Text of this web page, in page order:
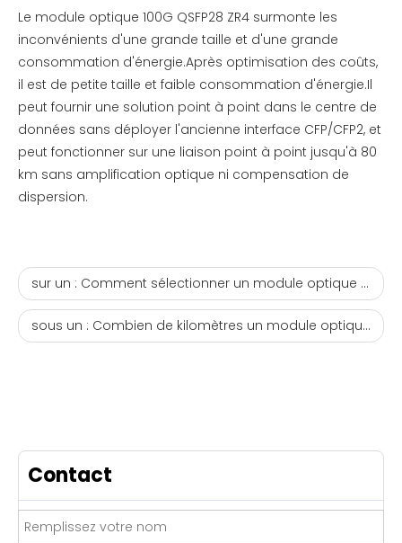
Le module optique 100G QSFP28 ZR4 surmonte les
inconvénients d'une grande taille et d'une grande
consommation d'énergie.Après optimisation des coûts,
il est de petite taille et faible consommation d'énergie.Il
peut fournir une solution point à point dans le centre de
données sans déployer l'ancienne interface CFP/CFP2, et
peut fonctionner sur une liaison point à point jusqu'à 80
km sans amplification optique ni compensation de
dispersion.
sur un : Comment sélectionner un module optique 40G QSFP+
sous un : Combien de kilomètres un module optique 100G peut-il transmettre au maximum ?
Contact